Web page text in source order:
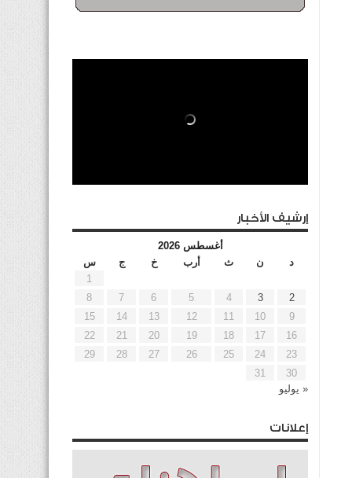
إرشيف الأخبار
أغسطس 2026
د
ن ث أرب خ ج
س
1
2
3
4
5
6
7
8
9
10
11
12
13
14
15
16
17
18
19
20
21
22
23
24
25
26
27
28
29
30
31
« يوليو
إعلانات